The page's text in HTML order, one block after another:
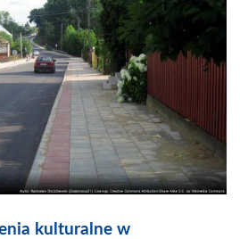
kulturalne w